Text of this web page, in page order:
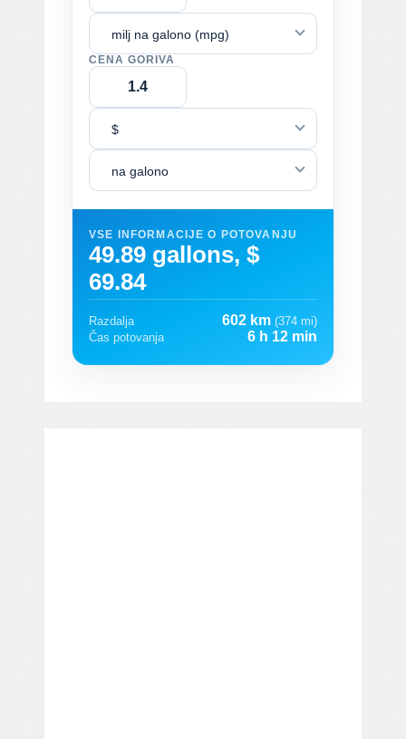
milj na galono (mpg)
CENA GORIVA
$
na galono
VSE INFORMACIJE O POTOVANJU
49.89 gallons, $
69.84
Razdalja 602 km (374 mi)
Čas potovanja
6 h 12 min